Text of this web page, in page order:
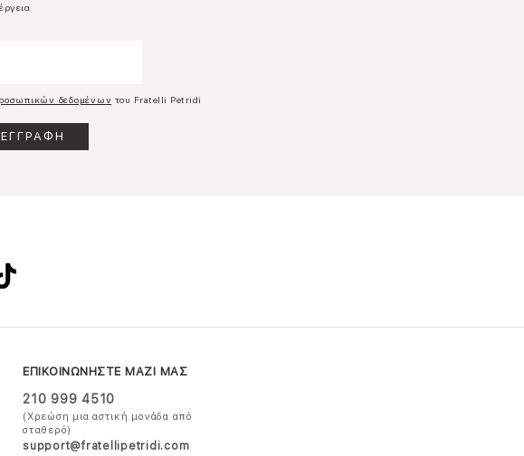
δεδομένων του Fratelli Petridi
ΕΠΙΚΟΙΝΩΝΗΣΤΕ ΜΑΖΙ ΜΑΣ
210 999 4510
(Χρεώση μια αστική μονάδα από
σταθερό)
support@fratellipetridi.com